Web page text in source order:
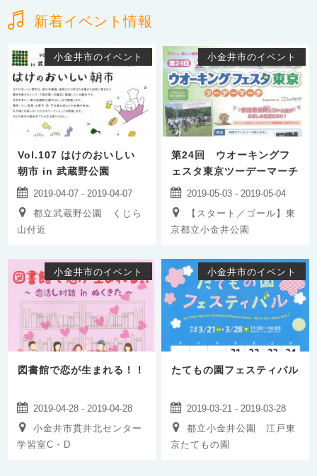
新着イベント情報
Vol.107 はけのおいしい
朝市 in 武蔵野公園
2019-04-07 - 2019-04-07
都立武蔵野公園 くじら
山付近
小金井市のイベント
第24回 ウオーキングフ
ェスタ東京ツーデーマーチ
2019-05-03 - 2019-05-04
【スタート／ゴール】東
京都立小金井公園
小金井市のイベント
図書館で恋が生まれる！！
2019-04-28 - 2019-04-28
小金井市貫井北センター
学習室C・D
小金井市のイベント
たてもの園フェスティバル
2019-03-21 - 2019-03-28
都立小金井公園 江戸東
京たてもの園
小金井市のイベント